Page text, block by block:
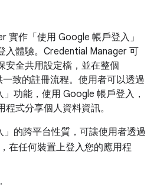
實作「使用 Google 帳戶登入」
入體驗。Credential Manager 可
安全共用設定檔，並在整個
致的註冊流程。使用者可以透過
」功能，使用 Google 帳戶登入，
式分享個人資料資訊。
」的跨平台性質，可讓使用者透過
，在任何裝置上登入您的應用程